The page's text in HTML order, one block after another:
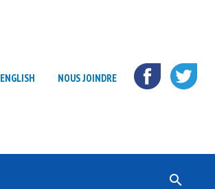
ENGLISH NOUS JOINDRE
Rechercher :